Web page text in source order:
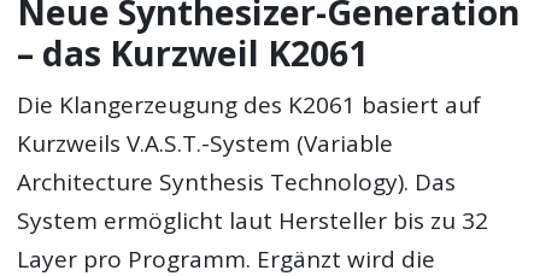
Neue Synthesizer-Generation
– das Kurzweil K2061
Die Klangerzeugung des K2061 basiert auf
Kurzweils V.A.S.T.-System (Variable
Architecture Synthesis Technology). Das
System ermöglicht laut Hersteller bis zu 32
Layer pro Programm. Ergänzt wird die